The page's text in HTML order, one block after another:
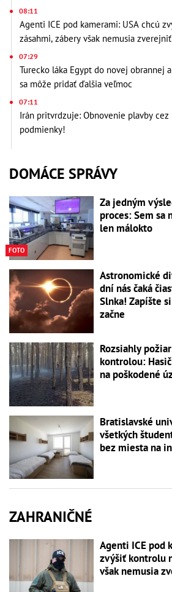
08:11
Agenti ICE pod kamerami: USA chcú
zásahmi, zábery však nemusia zverejniť
07:29
Turecko láka Egypt do novej obrannej
sa môže pridať ďalšia veľmoc
07:11
Irán pritvrdzuje: Obnovenie plavby cez
podmienky!
DOMÁCE SPRÁVY
FOTO
Za jedným
proces: Sem sa
len málokto
Astronomické
dní nás čaká
Slnka! Zapíšte
začne
Rozsiahly
kontrolou:
na poškodené
Bratislavské
všetkých
bez miesta na
ZAHRANIČNÉ
Agenti ICE pod
zvýšiť kontrolu
však nemusia